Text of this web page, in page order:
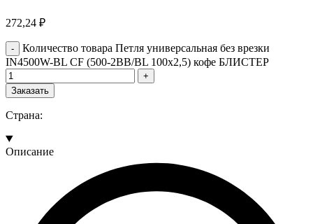
272,24 ₽
Количество товара Петля универсальная без врезки
IN4500W-BL CF (500-2BB/BL 100x2,5) кофе БЛИСТЕР
Заказать
Страна:
Описание